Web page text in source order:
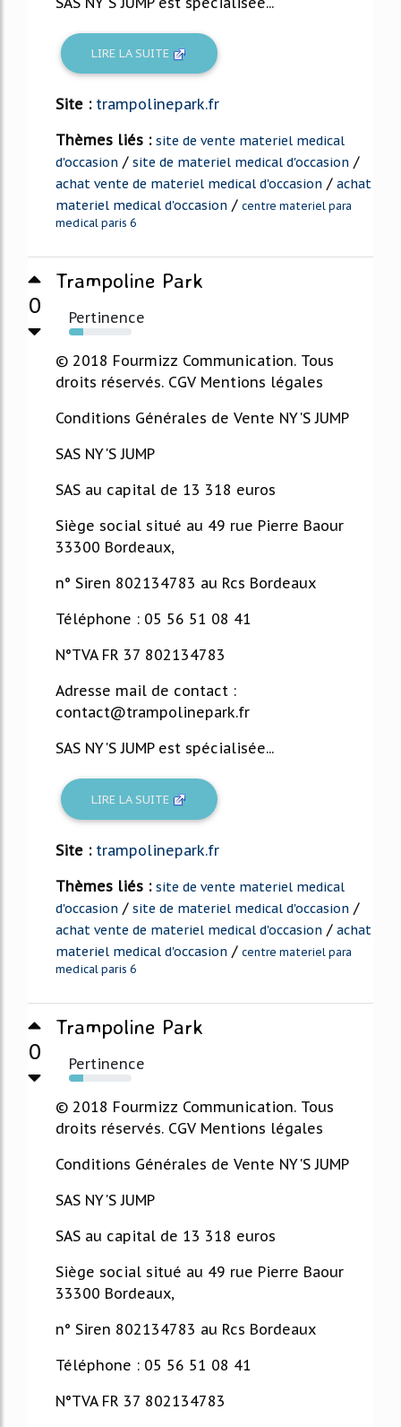
LIRE LA SUITE
Site : trampolinepark.fr
Thèmes liés : site de vente materiel medical
d'occasion / site de materiel medical d'occasion /
achat vente de materiel medical d'occasion / achat
materiel medical d'occasion / centre materiel para
medical paris 6
0
Trampoline Park
Pertinence
23%
© 2018 Fourmizz Communication. Tous
droits réservés. CGV Mentions légales
Conditions Générales de Vente NY'S JUMP
SAS NY'S JUMP
SAS au capital de 13 318 euros
Siège social situé au 49 rue Pierre Baour
33300 Bordeaux,
n° Siren 802134783 au Rcs Bordeaux
Téléphone : 05 56 51 08 41
N°TVA FR 37 802134783
Adresse mail de contact :
contact@trampolinepark.fr
SAS NY'S JUMP est spécialisée...
LIRE LA SUITE
Site : trampolinepark.fr
Thèmes liés : site de vente materiel medical
d'occasion / site de materiel medical d'occasion /
achat vente de materiel medical d'occasion / achat
materiel medical d'occasion / centre materiel para
medical paris 6
0
Trampoline Park
Pertinence
23%
© 2018 Fourmizz Communication. Tous
droits réservés. CGV Mentions légales
Conditions Générales de Vente NY'S JUMP
SAS NY'S JUMP
SAS au capital de 13 318 euros
Siège social situé au 49 rue Pierre Baour
33300 Bordeaux,
n° Siren 802134783 au Rcs Bordeaux
Téléphone : 05 56 51 08 41
N°TVA FR 37 802134783